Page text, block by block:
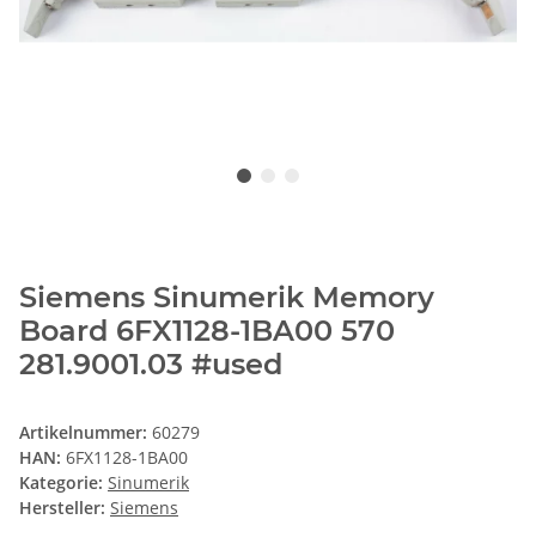
Siemens Sinumerik Memory
Board 6FX1128-1BA00 570
281.9001.03 #used
Artikelnummer: 60279
HAN: 6FX1128-1BA00
Kategorie: Sinumerik
Hersteller: Siemens